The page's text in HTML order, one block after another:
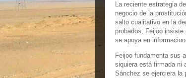
La reciente estrategia
negocio de la
salto cualitativo en la
probados, Feijoo
se apoya en
Feijoo fundamenta sus
siquiera está firmada ni
Sánchez se ejerciera la